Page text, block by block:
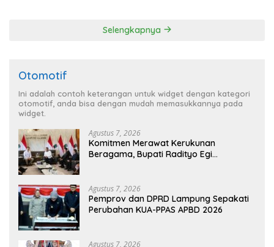
Selengkapnya
Otomotif
Ini adalah contoh keterangan untuk widget dengan kategori
otomotif, anda bisa dengan mudah memasukkannya pada
widget.
Agustus 7, 2026
Komitmen Merawat Kerukunan
Beragama, Bupati Radityo Egi
Agustus 7, 2026
Pemprov dan DPRD Lampung Sepakati
Perubahan KUA-PPAS APBD 2026
Agustus 7, 2026